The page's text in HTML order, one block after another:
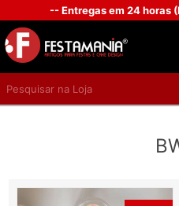
-- Entregas em 24 horas